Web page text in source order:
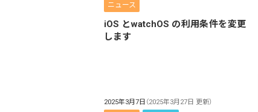
ニュース
iOS とwatchOS の利用条件を変更
します
2025年3月7日 （2025年3月27日 更新）